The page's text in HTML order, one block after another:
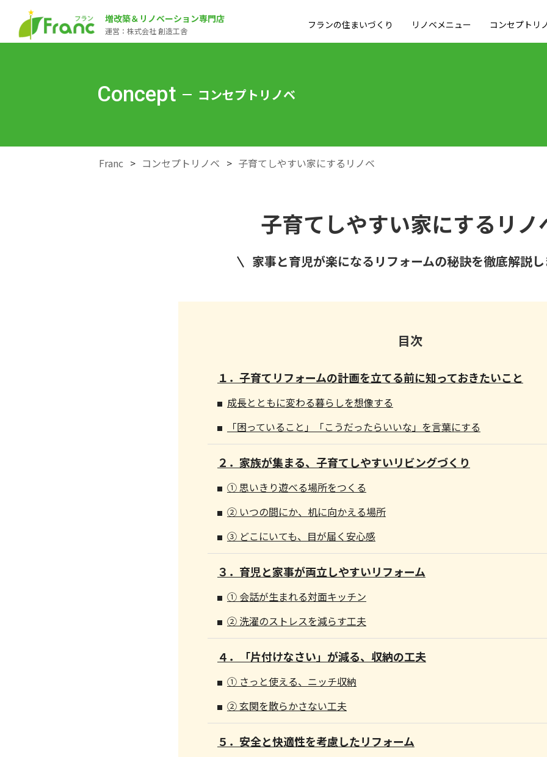
増改築＆リノベーション専門店
運営：株式会社 創造工舎 フランの住まいづくり リノベメニュー コンセプトリ
Concept コンセプトリノベ
Franc コンセプトリノベ 子育てしやすい家にするリノベ
子育てしやすい家にするリノ
家事と育児が楽になるリフォームの秘訣を徹底解説
目次
１．子育てリフォームの計画を立てる前に知っておきたいこと
成長とともに変わる暮らしを想像する
「困っていること」「こうだったらいいな」を言葉にする
２．家族が集まる、子育てしやすいリビングづくり
① 思いきり遊べる場所をつくる
② いつの間にか、机に向かえる場所
③ どこにいても、目が届く安心感
３．育児と家事が両立しやすいリフォーム
① 会話が生まれる対面キッチン
② 洗濯のストレスを減らす工夫
４．「片付けなさい」が減る、収納の工夫
① さっと使える、ニッチ収納
② 玄関を散らかさない工夫
５．安全と快適性を考慮したリフォーム